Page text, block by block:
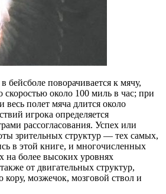
поворачивается к мячу,
около 100 миль в час; при
весь полет мяча длится около
игрока определяется
рассогласования. Успех или
зрительных структур — тех самых,
в этой книге, и многочисленных
на более высоких уровнях
от двигательных структур,
мозжечок, мозговой ствол и